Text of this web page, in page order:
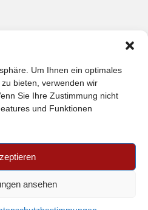
Um Ihnen ein optimales
bieten, verwenden wir
Sie Ihre Zustimmung nicht
und Funktionen
ansehen
Online-Streitbeilegung